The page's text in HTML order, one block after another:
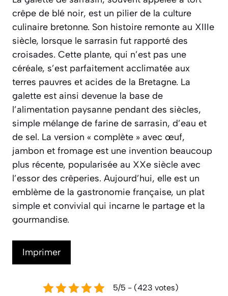
crêpe de blé noir, est un pilier de la culture
culinaire bretonne. Son histoire remonte au XIIIe
siècle, lorsque le sarrasin fut rapporté des
croisades. Cette plante, qui n’est pas une
céréale, s’est parfaitement acclimatée aux
terres pauvres et acides de la Bretagne. La
galette est ainsi devenue la base de
l’alimentation paysanne pendant des siècles,
simple mélange de farine de sarrasin, d’eau et
de sel. La version « complète » avec œuf,
jambon et fromage est une invention beaucoup
plus récente, popularisée au XXe siècle avec
l’essor des crêperies. Aujourd’hui, elle est un
emblème de la gastronomie française, un plat
simple et convivial qui incarne le partage et la
gourmandise.
Imprimer
5/5 - (423 votes)